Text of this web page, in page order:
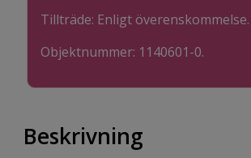
Tillträde: Enligt överenskommelse.
Objektnummer: 1140601-0.
Beskrivning